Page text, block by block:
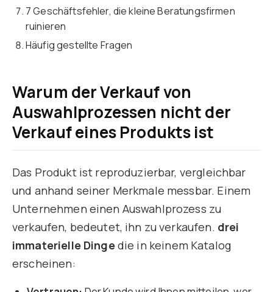
7 Geschäftsfehler, die kleine Beratungsfirmen
ruinieren
Häufig gestellte Fragen
Warum der Verkauf von
Auswahlprozessen nicht der
Verkauf eines Produkts ist
Das Produkt ist reproduzierbar, vergleichbar
und anhand seiner Merkmale messbar. Einem
Unternehmen einen Auswahlprozess zu
verkaufen, bedeutet, ihn zu verkaufen. drei
immaterielle Dingedie in keinem Katalog
erscheinen: